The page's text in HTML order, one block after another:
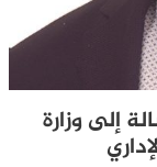
إلى وزارة